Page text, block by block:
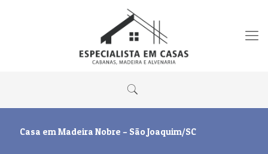
Casa em Madeira Nobre – São Joaquim/SC